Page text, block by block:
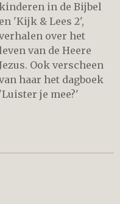
kinderen in de Bijbel
en 'Kijk & Lees 2',
over het
van de Heere
Ook verscheen
haar het dagboek
'Luister je mee?'